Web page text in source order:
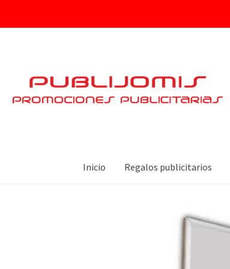
Inicio Regalos publicitarios